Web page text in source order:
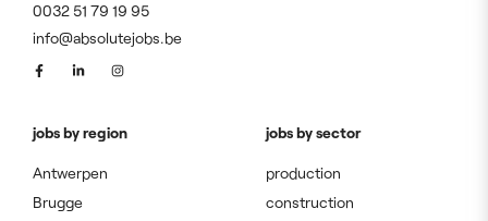
0032 51 79 19 95
info@absolutejobs.be
jobs by region
Antwerpen
Brugge
jobs by sector
production
construction